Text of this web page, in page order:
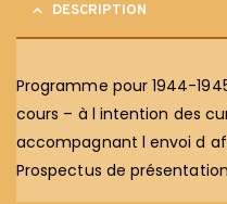
DESCRIPTION
Programme pour 1944-
cours – à l intention des
accompagnant l envoi d
Prospectus de présentation